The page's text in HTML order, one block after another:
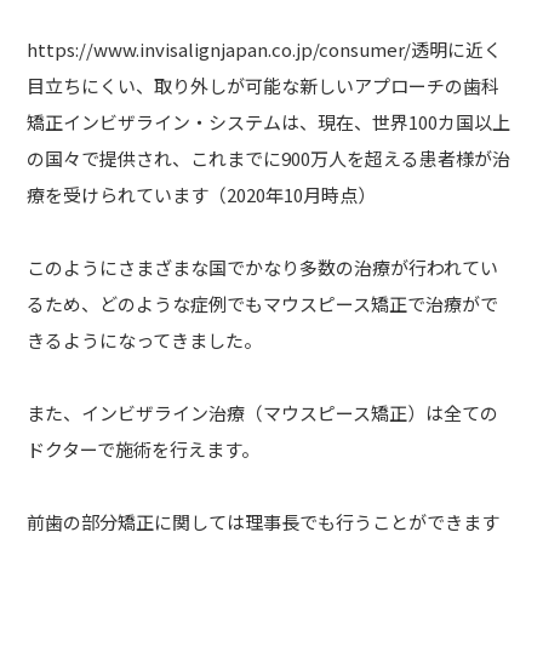
https://www.invisalignjapan.co.jp/consumer/透明に近く
目立ちにくい、取り外しが可能な新しいアプローチの歯科
矯正インビザライン・システムは、現在、世界100カ国以上
の国々で提供され、これまでに900万人を超える患者様が治
療を受けられています（2020年10月時点）
このようにさまざまな国でかなり多数の治療が行われてい
るため、どのような症例でもマウスピース矯正で治療がで
きるようになってきました。
また、インビザライン治療（マウスピース矯正）は全ての
ドクターで施術を行えます。
前歯の部分矯正に関しては理事長でも行うことができます